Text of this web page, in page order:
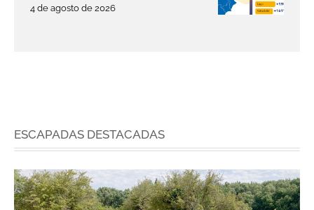
4 de agosto de 2026
ESCAPADAS DESTACADAS